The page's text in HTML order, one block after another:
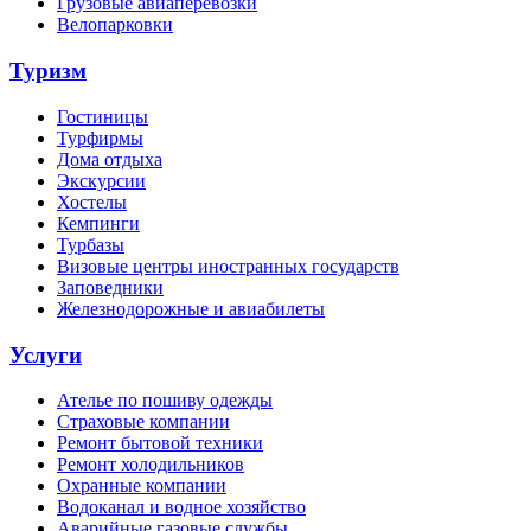
Велопарковки
Туризм
Гостиницы
Турфирмы
Дома отдыха
Экскурсии
Хостелы
Кемпинги
Турбазы
Визовые центры иностранных государств
Заповедники
Железнодорожные и авиабилеты
Услуги
Ателье по пошиву одежды
Страховые компании
Ремонт бытовой техники
Ремонт холодильников
Охранные компании
Водоканал и водное хозяйство